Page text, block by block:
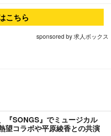
こちら
sponsored by 求人ボックス
『SONGS』でミュージカル
コラボや平原綾香との共演